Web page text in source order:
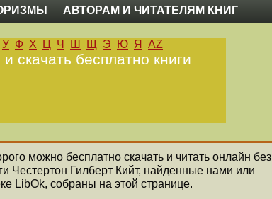
АВТОРАМ И ЧИТАТЕЛЯМ КНИГ
У Ф Х Ц Ч Ш Щ Э Ю Я AZ
скачать бесплатно книги
можно бесплатно скачать и читать онлайн без
Честертон Гилберт Кийт, найденные нами или
LibOk, собраны на этой странице.